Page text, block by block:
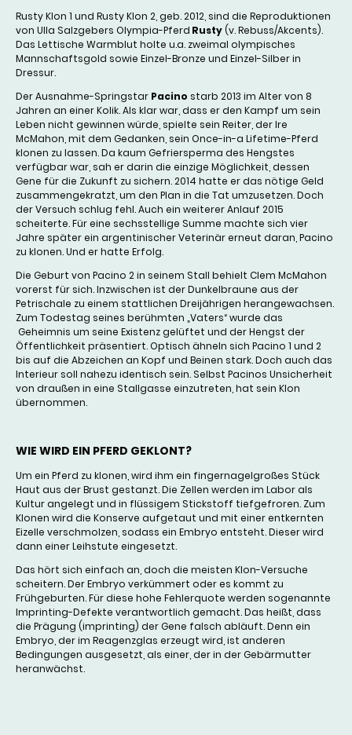
Rusty Klon 1 und Rusty Klon 2, geb. 2012, sind die Reproduktionen
von Ulla Salzgebers Olympia-Pferd Rusty(v. Rebuss/Akcents).
Das Lettische Warmblut holte u.a. zweimal olympisches
Mannschaftsgold sowie Einzel-Bronze und Einzel-Silber in
Dressur.
Der Ausnahme-Springstar Pacino starb 2013 im Alter von 8
Jahren an einer Kolik. Als klar war, dass er den Kampf um sein
Leben nicht gewinnen würde, spielte sein Reiter, der Ire
McMahon, mit dem Gedanken, sein Once-in-a Lifetime-Pferd
klonen zu lassen. Da kaum Gefriersperma des Hengstes
verfügbar war, sah er darin die einzige Möglichkeit, dessen
Gene für die Zukunft zu sichern. 2014 hatte er das nötige Geld
zusammengekratzt, um den Plan in die Tat umzusetzen. Doch
der Versuch schlug fehl. Auch ein weiterer Anlauf 2015
scheiterte. Für eine sechsstellige Summe machte sich vier
Jahre später ein argentinischer Veterinär erneut daran, Pacino
zu klonen. Und er hatte Erfolg.
Die Geburt von Pacino 2 in seinem Stall behielt Clem McMahon
vorerst für sich. Inzwischen ist der Dunkelbraune aus der
Petrischale zu einem stattlichen Dreijährigen herangewachsen.
Zum Todestag seines berühmten „Vaters“ wurde das
Geheimnis um seine Existenz gelüftet und der Hengst der
Öffentlichkeit präsentiert. Optisch ähneln sich Pacino 1 und 2
bis auf die Abzeichen an Kopf und Beinen stark. Doch auch das
Interieur soll nahezu identisch sein. Selbst Pacinos Unsicherheit
von draußen in eine Stallgasse einzutreten, hat sein Klon
übernommen.
WIE WIRD EIN PFERD GEKLONT?
Um ein Pferd zu klonen, wird ihm ein fingernagelgroßes Stück
Haut aus der Brust gestanzt. Die Zellen werden im Labor als
Kultur angelegt und in flüssigem Stickstoff tiefgefroren. Zum
Klonen wird die Konserve aufgetaut und mit einer entkernten
Eizelle verschmolzen, sodass ein Embryo entsteht. Dieser wird
dann einer Leihstute eingesetzt.
Das hört sich einfach an, doch die meisten Klon-Versuche
scheitern. Der Embryo verkümmert oder es kommt zu
Frühgeburten. Für diese hohe Fehlerquote werden sogenannte
Imprinting-Defekte verantwortlich gemacht. Das heißt, dass
die Prägung (imprinting) der Gene falsch abläuft. Denn ein
Embryo, der im Reagenzglas erzeugt wird, ist anderen
Bedingungen ausgesetzt, als einer, der in der Gebärmutter
heranwächst.